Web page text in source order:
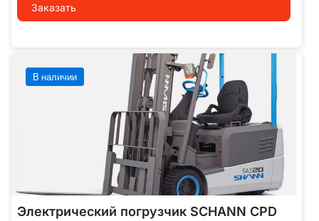
Заказать
В наличии
Электрический погрузчик SCHANN CPD